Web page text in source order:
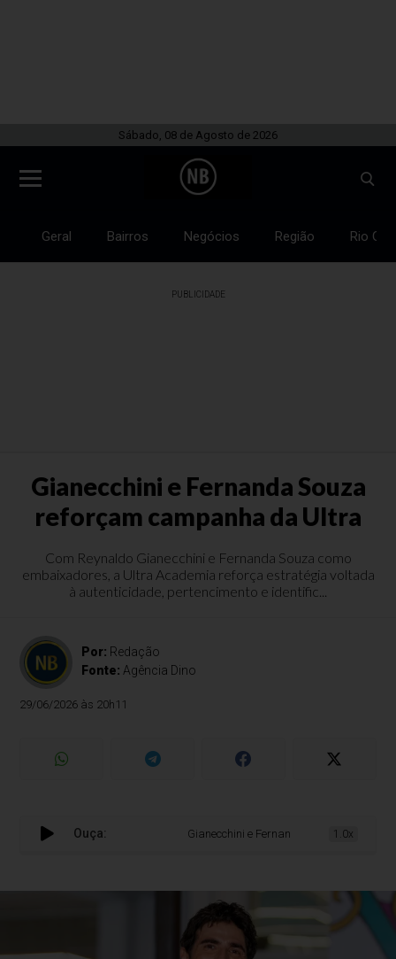
Sábado, 08 de Agosto de 2026
Geral Bairros Negócios Região Rio
PUBLICIDADE
Gianecchini e Fernanda Souza
reforçam campanha da Ultra
Com Reynaldo Gianecchini e Fernanda Souza como
embaixadores, a Ultra Academia reforça estratégia voltada
à autenticidade, pertencimento e identific...
Por: Redação
Fonte: Agência Dino
29/06/2026 às 20h11
Ouça: Gianecchini e Fernanda Souza reforçam
1.0x